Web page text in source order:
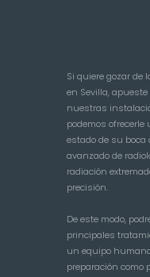
Si quiere gozar de
en Sevilla,
nuestras
podemos
estado de su
avanzado de
radiación
precisión.
De este modo,
principales
un equipo
preparación como